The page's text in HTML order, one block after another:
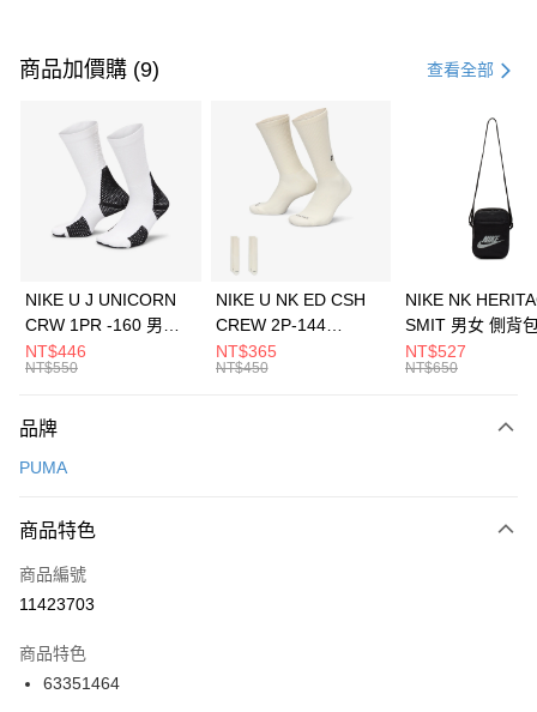
信用卡一次付款
3 期 0 利率 每期 21家銀行
合作金庫商業銀行
第一商業銀行
華南商業銀行
彰化商業銀行
上海商業儲蓄銀行
元大商業銀行
台灣樂天信用卡公司
Apple Pay
全盈+PAY
AFTEE先享後付
【關於「AFTEE先享後付」】
便利好安心！
３．安心：先確認商品／服務後，再付款。
【「AFTEE先享後付」結帳流程】
１．於結帳方式選擇「AFTEE先享後付」後，將跳轉至「AFTEE先享後付」
２．訂單成立數日內，您將收到繳費通知簡訊。
３．收到繳費通知簡訊後14天內，點擊此簡訊中的連結，可透過四大超商／
ATM／網路銀行／等多元方式進行付款，方視為交易完成。
運送方式
每筆NT$100，滿NT$1,500(含以上)免運費
宅配
每筆NT$100，滿NT$1,500(含以上)免運費
付款後門市自取
每筆NT$100，滿NT$1,500(含以上)免運費
商品加價購 (9) 查看全部
NIKE U J UNICORN
CRW 1PR -160 男女
中統襪 FZ3393100
NT$446
NT$550
NIKE U NK ED CSH
CREW 2P-144
EMBRDY 男女 短統襪
FZ3073133
NT$365
NT$450
NIKE NK
SMIT 男女 側背
BA5871010
NT$527
NT$650
品牌
PUMA
商品特色
商品編號
11423703
商品特色
63351464